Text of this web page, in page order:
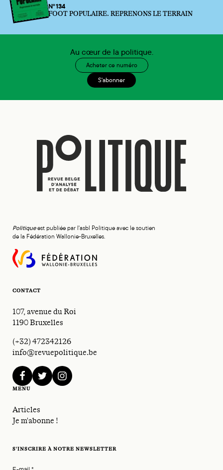
N°134
FOOT POPULAIRE. REPRENONS LE TERRAIN
Au cœur de la politique.
Acheter ce numéro
S'abonner
Politiqueest publiée par l'asbl Politique avec le soutien
de la Fédération Wallonie-Bruxelles.
CONTACT
107, avenue du Roi
1190 Bruxelles
(+32) 472342126
info@revuepolitique.be
facebooktwitterinstagram
MENU
Articles
Je m'abonne !
S'INSCRIRE À NOTRE NEWSLETTER